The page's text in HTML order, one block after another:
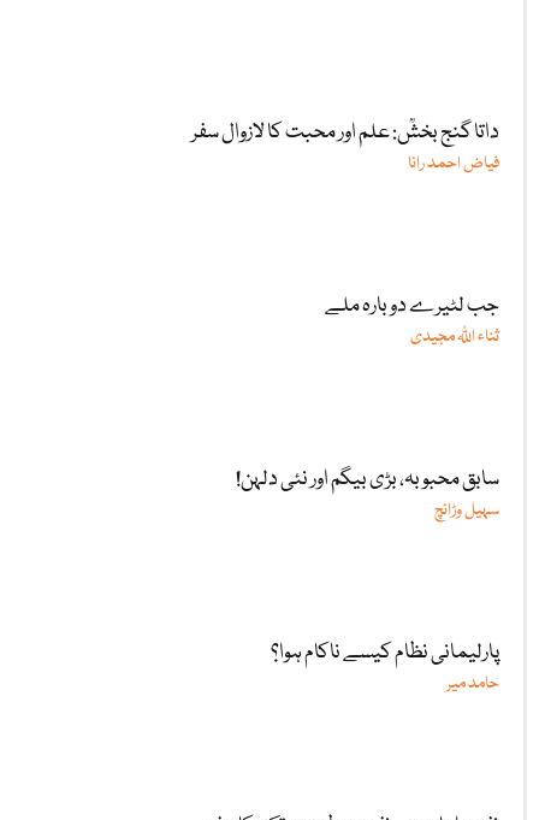
داتا گنج بخشؒ: علم اور محبت کا لازوال سفر
فیاض احمد رانا
جب لٹیرے دوبارہ ملے
ثناء اللّٰہ مجیدی
سابق محبوبہ، بڑی بیگم اور نئی دلہن!
سہیل وڑائچ
پارلیمانی نظام کیسے ناکام ہوا؟
حامد میر